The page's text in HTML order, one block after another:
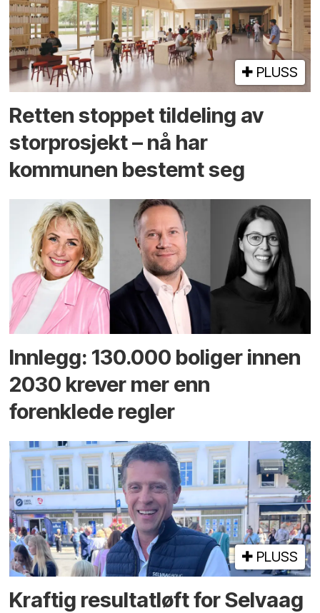
PLUSS
Retten stoppet tildeling av
storprosjekt – nå har
kommunen bestemt seg
Innlegg: 130.000 boliger innen
2030 krever mer enn
forenklede regler
PLUSS
Kraftig resultatløft for Selvaag